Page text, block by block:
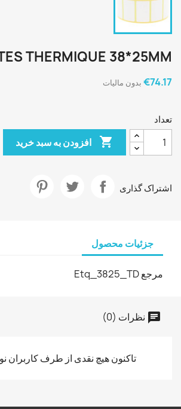
THERMIQUE 38*25MM
‎€74.17 بدون مالیات
تعداد
 افزودن به سبد خرید
اشتراک گذاری
جزئیات محصول
مرجعEtq_3825_TD
نظرات (0)
تاکنون هیچ نقدی از طرف کاربران